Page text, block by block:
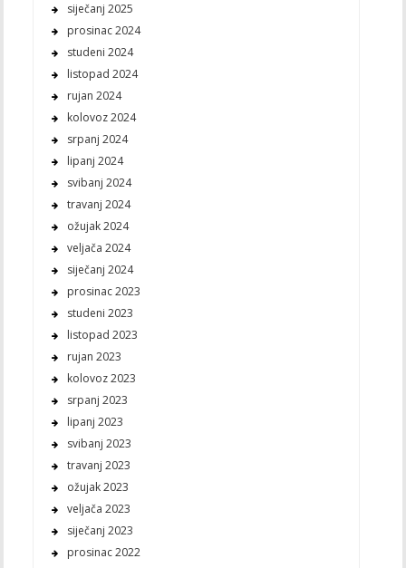
siječanj 2025
prosinac 2024
studeni 2024
listopad 2024
rujan 2024
kolovoz 2024
srpanj 2024
lipanj 2024
svibanj 2024
travanj 2024
ožujak 2024
veljača 2024
siječanj 2024
prosinac 2023
studeni 2023
listopad 2023
rujan 2023
kolovoz 2023
srpanj 2023
lipanj 2023
svibanj 2023
travanj 2023
ožujak 2023
veljača 2023
siječanj 2023
prosinac 2022